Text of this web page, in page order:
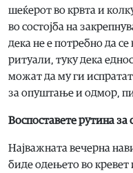
шеќерот во крвта и
во состојба на
дека не е потребно да
ритуали, туку дека
можат да му ги
за опуштање и одмор,
Воспоставете рутина за
Најважната вечерна
биде одењето во